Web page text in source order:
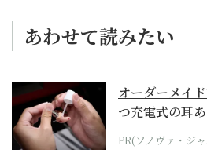
あわせて読みたい
オーダーメイ
つ充電式の耳
PR(ソノヴァ・ジ